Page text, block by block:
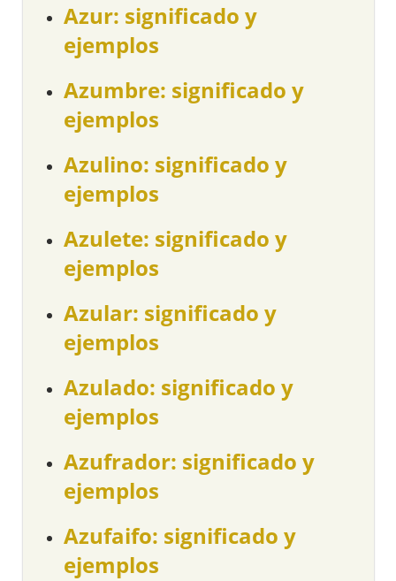
Azur: significado y
ejemplos
Azumbre: significado y
ejemplos
Azulino: significado y
ejemplos
Azulete: significado y
ejemplos
Azular: significado y
ejemplos
Azulado: significado y
ejemplos
Azufrador: significado y
ejemplos
Azufaifo: significado y
ejemplos